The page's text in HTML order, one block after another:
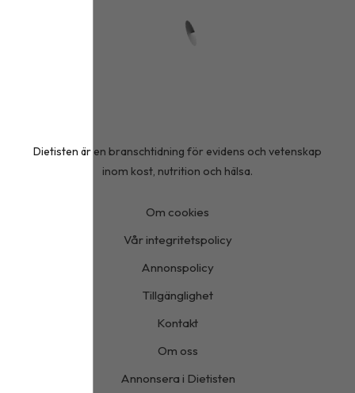
Dietisten är en branschtidning för evidens och vetenskap
inom kost, nutrition och hälsa.
Om cookies
Vår integritetspolicy
Annonspolicy
Tillgänglighet
Kontakt
Om oss
Annonsera i Dietisten